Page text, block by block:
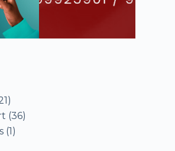
(36)
(1)